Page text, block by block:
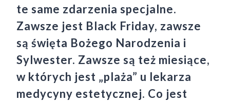
te same zdarzenia specjalne.
Zawsze jest Black Friday, zawsze
są święta Bożego Narodzenia i
Sylwester. Zawsze są też miesiące,
w których jest „plaża” u lekarza
medycyny estetycznej. Co jest